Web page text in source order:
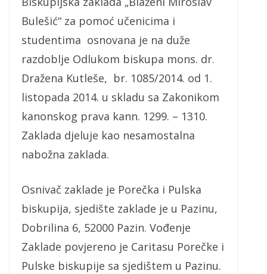
Bulešić“ za pomoć učenicima i
studentima osnovana je na duže
razdoblje Odlukom biskupa mons. dr.
Dražena Kutleše, br. 1085/2014. od 1.
listopada 2014. u skladu sa Zakonikom
kanonskog prava kann. 1299. – 1310.
Zaklada djeluje kao nesamostalna
nabožna zaklada.
Osnivač zaklade je Porečka i Pulska
biskupija, sjedište zaklade je u Pazinu,
Dobrilina 6, 52000 Pazin. Vođenje
Zaklade povjereno je Caritasu Porečke i
Pulske biskupije sa sjedištem u Pazinu.